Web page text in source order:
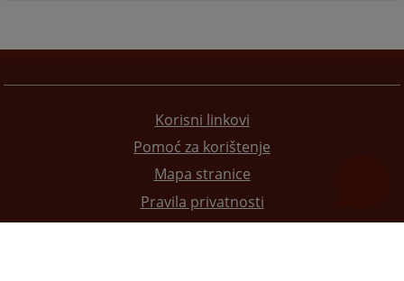
Korisni linkovi
Pomoć za korištenje
Mapa stranice
Pravila privatnosti